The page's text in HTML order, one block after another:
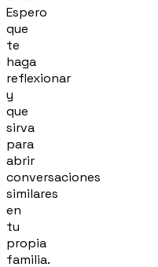
Espero
que
te
haga
reflexionar
y
que
sirva
para
abrir
conversaciones
similares
en
tu
propia
familia.